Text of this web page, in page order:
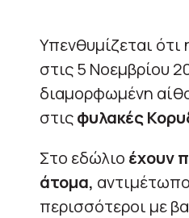
Υπενθυμίζεται ότι
στις 5 Νοεμβρίου
διαμορφωμένη
στιςφυλακές
Στο εδώλιο έχουν
άτομα,
περισσότεροι με